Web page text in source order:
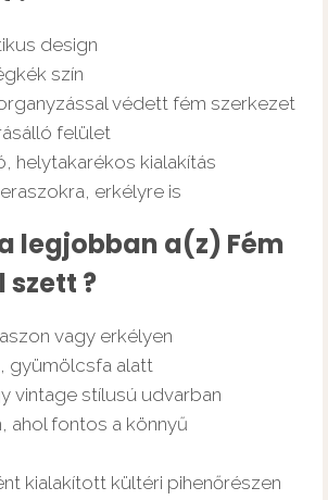
design
szín
védett fém szerkezet
felület
helytakarékos kialakítás
erkélyre is
legjobban a(z) Fém
szett ?
vagy erkélyen
gyümölcsfa alatt
vintage stílusú udvarban
ahol fontos a könnyű
kialakított kültéri pihenőrészen